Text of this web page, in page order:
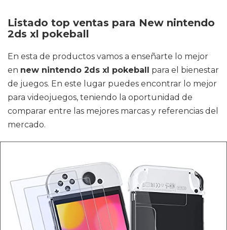
Listado top ventas para New nintendo
2ds xl pokeball
En esta de productos vamos a enseñarte lo mejor
en new nintendo 2ds xl pokeball para el bienestar
de juegos. En este lugar puedes encontrar lo mejor
para videojuegos, teniendo la oportunidad de
comparar entre las mejores marcas y referencias del
mercado.